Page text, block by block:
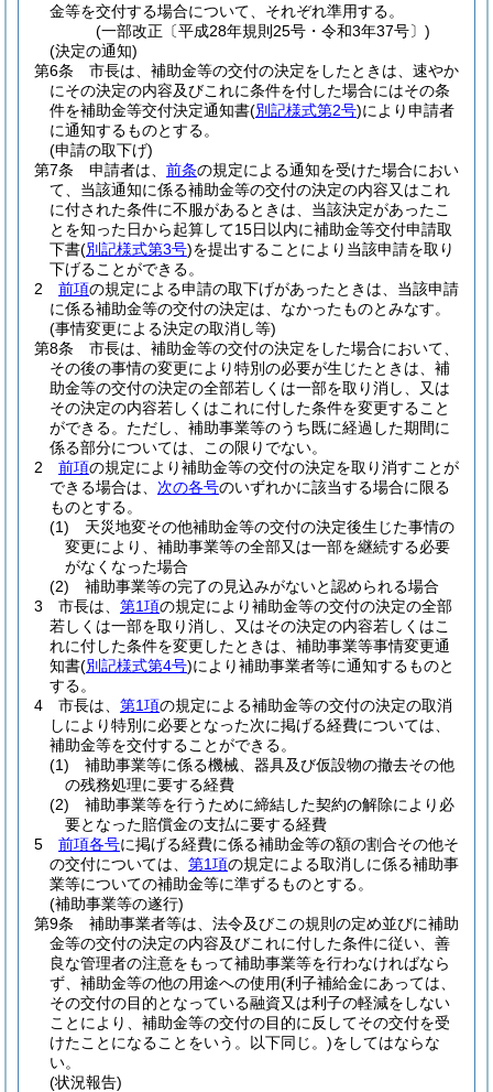
金等を交付する場合について、それぞれ準用する。
(一部改正〔平成28年規則25号・令和3年37号〕)
(決定の通知)
第6条
市長は、補助金等の交付の決定をしたときは、速やか
にその決定の内容及びこれに条件を付した場合にはその条
件を補助金等交付決定通知書(別記様式第2号)により申請者
に通知するものとする。
(申請の取下げ)
第7条
申請者は、 前条の規定による通知を受けた場合におい
て、当該通知に係る補助金等の交付の決定の内容又はこれ
に付された条件に不服があるときは、当該決定があったこ
とを知った日から起算して15日以内に補助金等交付申請取
下書(別記様式第3号)を提出することにより当該申請を取り
下げることができる。
2
前項の規定による申請の取下げがあったときは、当該申請
に係る補助金等の交付の決定は、なかったものとみなす。
(事情変更による決定の取消し等)
第8条
市長は、補助金等の交付の決定をした場合において、
その後の事情の変更により特別の必要が生じたときは、補
助金等の交付の決定の全部若しくは一部を取り消し、又は
その決定の内容若しくはこれに付した条件を変更すること
ができる。 ただし、補助事業等のうち既に経過した期間に
係る部分については、この限りでない。
2
前項の規定により補助金等の交付の決定を取り消すことが
できる場合は、 次の各号のいずれかに該当する場合に限る
ものとする。
(1)
天災地変その他補助金等の交付の決定後生じた事情の
変更により、補助事業等の全部又は一部を継続する必要
がなくなった場合
(2)
補助事業等の完了の見込みがないと認められる場合
3
市長は、 第1項の規定により補助金等の交付の決定の全部
若しくは一部を取り消し、又はその決定の内容若しくはこ
れに付した条件を変更したときは、補助事業等事情変更通
知書(別記様式第4号)により補助事業者等に通知するものと
する。
4
市長は、 第1項の規定による補助金等の交付の決定の取消
しにより特別に必要となった次に掲げる経費については、
補助金等を交付することができる。
(1)
補助事業等に係る機械、器具及び仮設物の撤去その他
の残務処理に要する経費
(2)
補助事業等を行うために締結した契約の解除により必
要となった賠償金の支払に要する経費
5
前項各号に掲げる経費に係る補助金等の額の割合その他そ
の交付については、 第1項の規定による取消しに係る補助事
業等についての補助金等に準ずるものとする。
(補助事業等の遂行)
第9条
補助事業者等は、法令及びこの規則の定め並びに補助
金等の交付の決定の内容及びこれに付した条件に従い、善
良な管理者の注意をもって補助事業等を行わなければなら
ず、補助金等の他の用途への使用(利子補給金にあっては、
その交付の目的となっている融資又は利子の軽減をしない
ことにより、補助金等の交付の目的に反してその交付を受
けたことになることをいう。以下同じ。)をしてはならな
い。
(状況報告)